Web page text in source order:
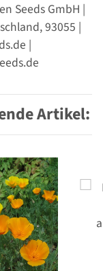
Seeds GmbH |
93055 |
|
Artikel: